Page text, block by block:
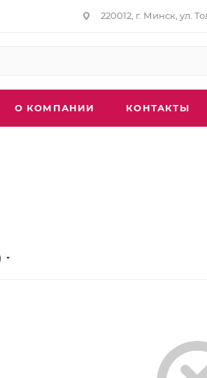
220012, г. Минск, ул.
О КОМПАНИИ КОНТАКТЫ